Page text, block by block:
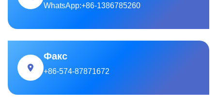
WhatsApp:+86-1386785260
Факс
+86-574-87871672